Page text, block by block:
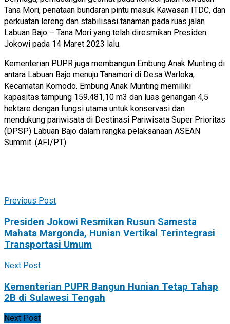
Tana Mori, penataan bundaran pintu masuk Kawasan ITDC, dan
perkuatan lereng dan stabilisasi tanaman pada ruas jalan
Labuan Bajo – Tana Mori yang telah diresmikan Presiden
Jokowi pada 14 Maret 2023 lalu.
Kementerian PUPR juga membangun Embung Anak Munting di
antara Labuan Bajo menuju Tanamori di Desa Warloka,
Kecamatan Komodo. Embung Anak Munting memiliki
kapasitas tampung 159.481,10 m3 dan luas genangan 4,5
hektare dengan fungsi utama untuk konservasi dan
mendukung pariwisata di Destinasi Pariwisata Super Prioritas
(DPSP) Labuan Bajo dalam rangka pelaksanaan ASEAN
Summit. (AFI/PT)
Previous Post
Presiden Jokowi Resmikan Rusun Samesta
Mahata Margonda, Hunian Vertikal Terintegrasi
Transportasi Umum
Next Post
Kementerian PUPR Bangun Hunian Tetap Tahap
2B di Sulawesi Tengah
Next Post